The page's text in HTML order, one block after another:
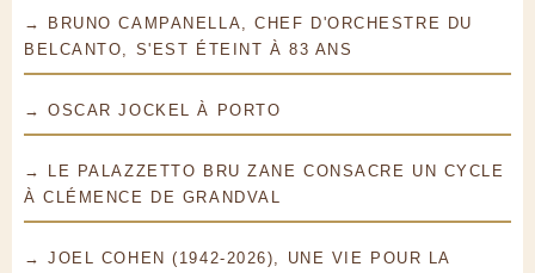
→ BRUNO CAMPANELLA, CHEF D'ORCHESTRE DU
BELCANTO, S'EST ÉTEINT À 83 ANS
→ OSCAR JOCKEL À PORTO
→ LE PALAZZETTO BRU ZANE CONSACRE UN CYCLE
À CLÉMENCE DE GRANDVAL
→ JOEL COHEN (1942-2026), UNE VIE POUR LA